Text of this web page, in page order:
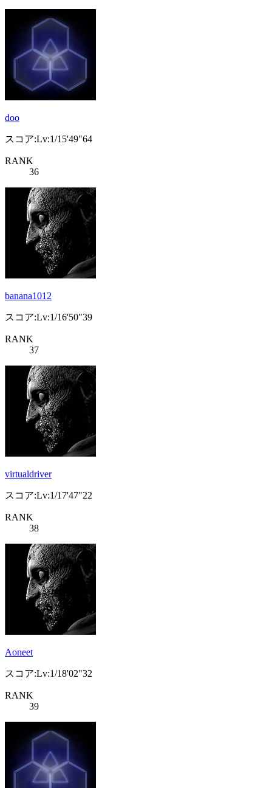
doo
スコア:Lv:1/15'49"64
RANK
36
banana1012
スコア:Lv:1/16'50"39
RANK
37
virtualdriver
スコア:Lv:1/17'47"22
RANK
38
Aoneet
スコア:Lv:1/18'02"32
RANK
39